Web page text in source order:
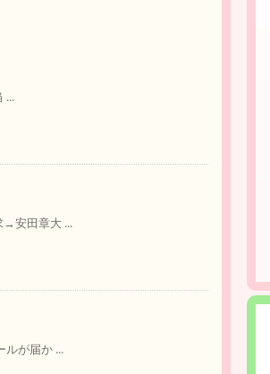
...
→安田章大 ...
ルが届か ...